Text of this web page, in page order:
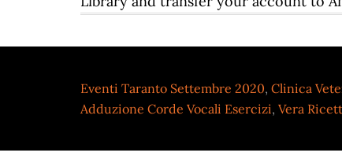
Eventi Taranto Settembre 2020, Clinica
Adduzione Corde Vocali Esercizi, Vera